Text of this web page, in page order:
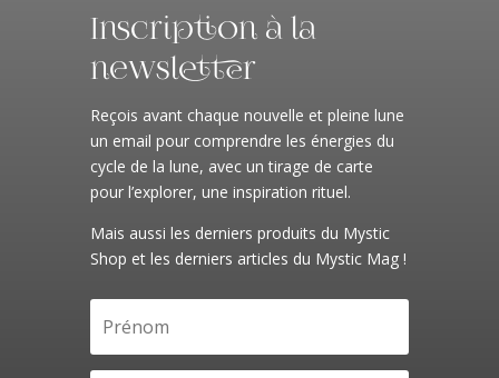
Inscription à la
newsletter
Reçois avant chaque nouvelle et pleine lune
un email pour comprendre les énergies du
cycle de la lune, avec un tirage de carte
pour l’explorer, une inspiration rituel.
Mais aussi les derniers produits du Mystic
Shop et les derniers articles du Mystic Mag !